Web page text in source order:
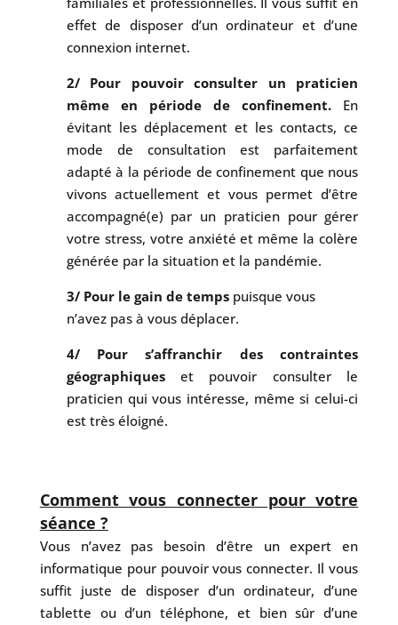
effet de disposer d’un ordinateur et d’une
connexion internet.
2/
Pour pouvoir consulter un praticien
même en période de confinement. En
évitant les déplacement et les contacts, ce
mode de consultation est parfaitement
adapté à la période de confinement que nous
vivons actuellement et vous permet d’être
accompagné(e) par un praticien pour gérer
votre stress, votre anxiété et même la colère
générée par la situation et la pandémie.
3/ Pour le gain de tempspuisque vous
n’avez pas à vous déplacer.
4/ Pour s’affranchir des contraintes
géographiqueset pouvoir consulter le
praticien qui vous intéresse, même si celui-ci
est très éloigné.
Comment vous connecter pour votre
séance ?
Vous n’avez pas besoin d’être un expert en
informatique pour pouvoir vous connecter. Il vous
suffit juste de disposer d’un ordinateur, d’une
tablette ou d’un téléphone, et bien sûr d’une